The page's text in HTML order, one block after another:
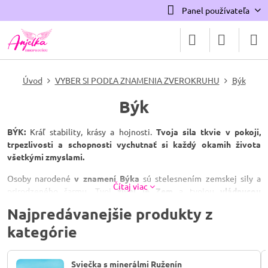
Panel používateľa
Úvod VYBER SI PODĽA ZNAMENIA ZVEROKRUHU Býk
Býk
BÝK: Kráľ stability, krásy a hojnosti. Tvoja sila tkvie v pokoji,
trpezlivosti a schopnosti vychutnať si každý okamih života
všetkými zmyslami.
Osoby narodenév znamení Býka sú stelesnením zemskej sily a
prirodzeného šarmu. Tvojživel je Zem a tvojou
vládnucou
a nesmierny cit pre krásu a kvalitu. Si kotvou pre svoje okolie,
miluješ harmóniu a vieš, že tie najlepšie veci v živote si vyžadujú
čas a starostlivosť. Tvojou výzvou je niekedy prílišná tvrdohlavosť
alebo strach zo zmien, preto potrebuješ energiu, ktorá ti dodá
Čítaj viac
Najpredávanejšie produkty z
kategórie
Sviečka s minerálmi Ruženín